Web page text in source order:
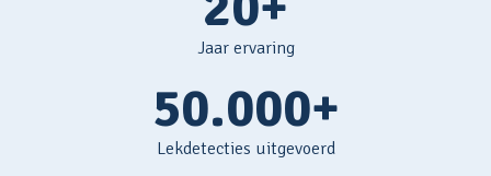
Jaar ervaring
50.000+
Lekdetecties uitgevoerd